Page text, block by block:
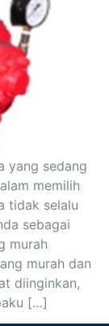
yang sedang
memilih
tidak selalu
sebagai
murah
murah dan
diinginkan,
[…]